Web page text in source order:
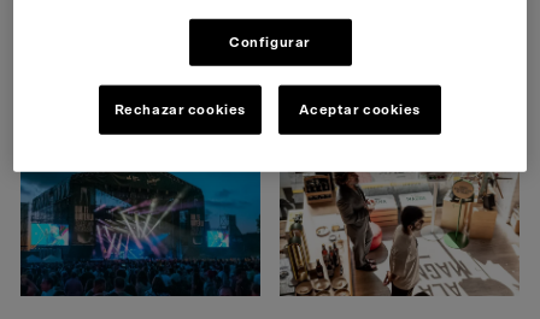
IPRESA
Configurar
Rechazar cookies Aceptar cookies